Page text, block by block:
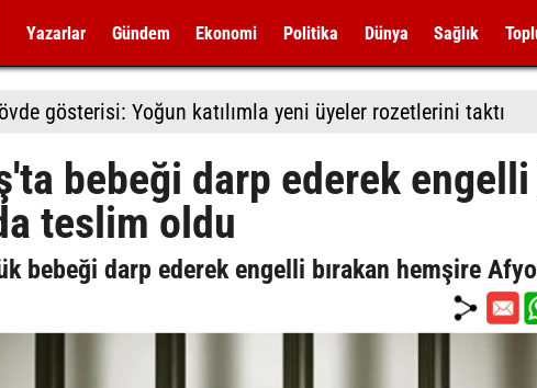
Yazarlar Gündem Ekonomi Politika Dünya Sağlık
gösterisi: Yoğun katılımla yeni üyeler rozetlerini taktı
bebeği darp ederek engelli
teslim oldu
bebeği darp ederek engelli bırakan hemşire